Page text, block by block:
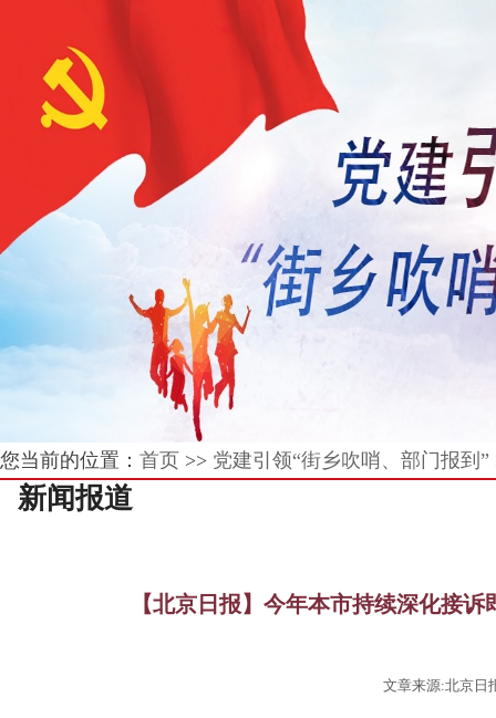
您当前的位置： 首页 >> 党建引领“街乡吹哨、部门报到”
新闻报道
【北京日报】今年本市持续深化接
文章来源:北京